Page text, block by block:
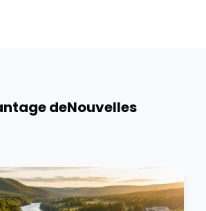
deNouvelles